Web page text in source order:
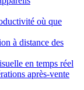
où que
à distance des
en temps réel
après-vente